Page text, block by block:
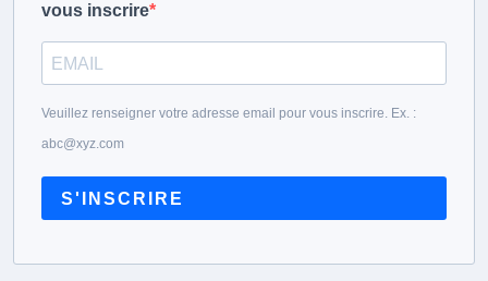
vous inscrire
Veuillez renseigner votre adresse email pour vous inscrire. Ex. :
abc@xyz.com
S'INSCRIRE